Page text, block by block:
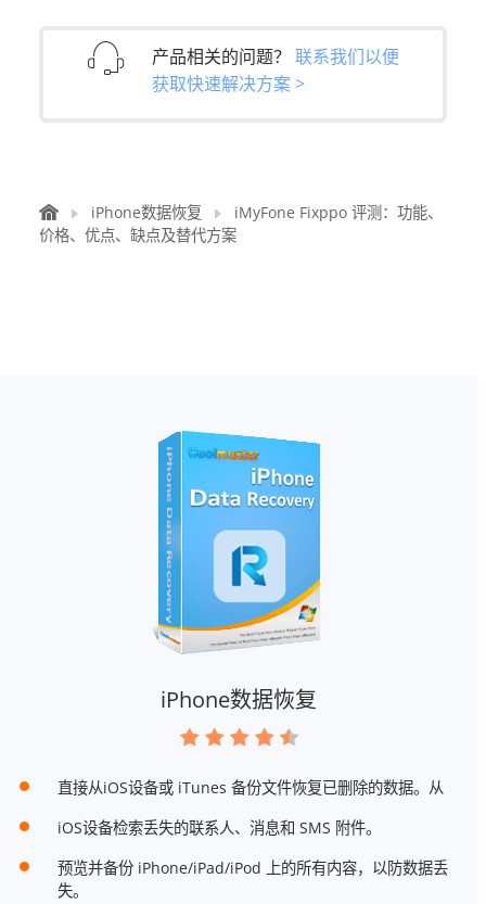
产品相关的问题？ 联系我们以便
获取快速解决方案 >
iPhone数据恢复
iMyFone Fixppo 评测：功能、
价格、优点、缺点及替代方案
iPhone数据恢复
直接从iOS设备或 iTunes 备份文件恢复已删除的数据。从
iOS设备检索丢失的联系人、消息和 SMS 附件。
预览并备份 iPhone/iPad/iPod 上的所有内容，以防数据丢
失。